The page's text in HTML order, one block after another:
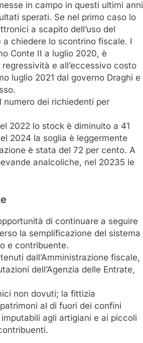
in campo in questi ultimi anni
sperati. Se nel primo caso lo
a scapito dell’uso del
chiedere lo scontrino fiscale. I
Conte II a luglio 2020, è
e all’eccessivo costo
luglio 2021 dal governo Draghi e
dei richiedenti per
2022 lo stock è diminuito a 41
2024 la soglia è leggermente
è stata del 72 per cento. A
analcoliche, nel 20235 le
di continuare a seguire
la semplificazione del sistema
e contribuente.
dall’Amministrazione fiscale,
dell’Agenzia delle Entrate,
non dovuti; la fittizia
al di fuori dei confini
agli artigiani e ai piccoli